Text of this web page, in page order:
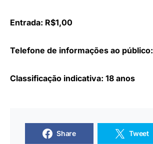
Entrada: R$1,00
Telefone de informações ao público:
Classificação indicativa: 18 anos
Share Tweet